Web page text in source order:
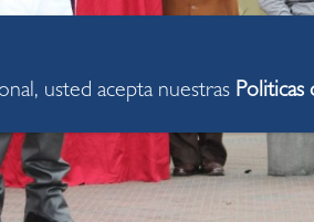
usted acepta nuestras Politicas